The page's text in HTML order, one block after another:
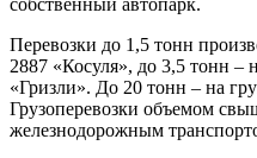
Перевозки до 1,5 тонн
2887 «Косуля», до 3,5 тонн
«Гризли». До 20 тонн – на
Грузоперевозки объемом
железнодорожным